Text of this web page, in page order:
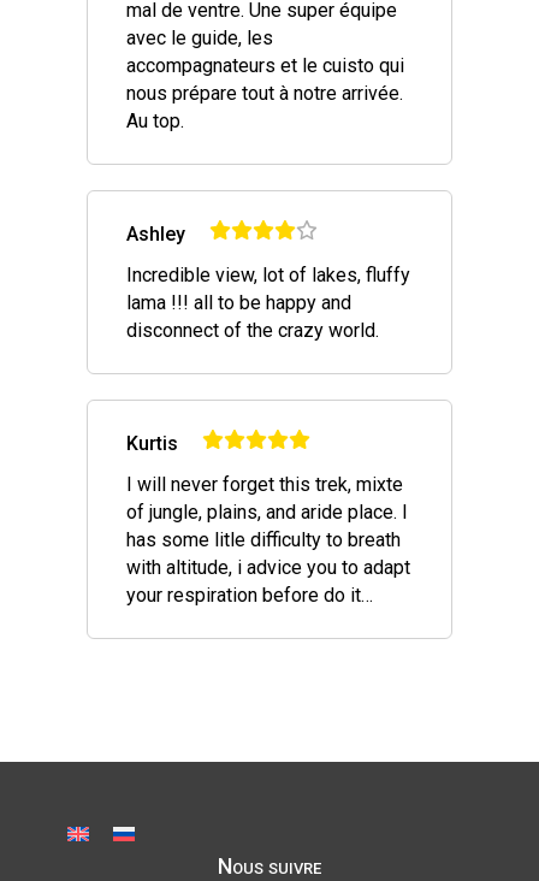
mal de ventre. Une super équipe
avec le guide, les
accompagnateurs et le cuisto qui
nous prépare tout à notre arrivée.
Au top.
Ashley
Incredible view, lot of lakes, fluffy
lama !!! all to be happy and
disconnect of the crazy world.
Kurtis
I will never forget this trek, mixte
of jungle, plains, and aride place. I
has some litle difficulty to breath
with altitude, i advice you to adapt
your respiration before do it…
Nous suivre